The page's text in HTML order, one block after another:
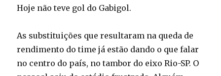
Hoje não teve gol do Gabigol.
As substituições que resultaram na queda de
rendimento do time já estão dando o que falar
no centro do país, no tambor do eixo Rio-SP. O